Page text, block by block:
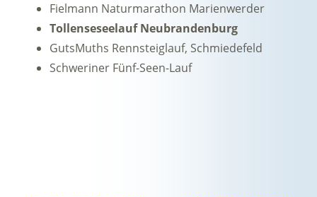
Fielmann Naturmarathon Marienwerder
Tollenseseelauf Neubrandenburg
GutsMuths Rennsteiglauf, Schmiedefeld
Schweriner Fünf-Seen-Lauf